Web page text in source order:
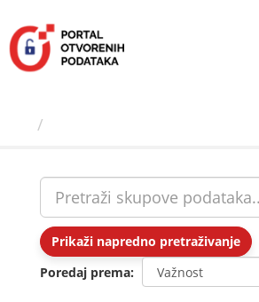
sadržaj
Prikaži napredno pretraživanje
Poredaj prema